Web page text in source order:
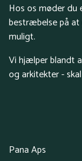
Hos os møder du
bestræbelse på
muligt.
Vi hjælper blandt
og arkitekter -
Pana Aps